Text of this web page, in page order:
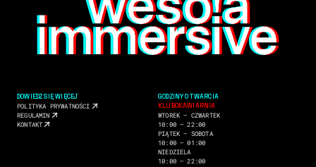
DOWIEDZ SIĘ WIĘCEJ
POLITYKA PRYWATNOŚCI
REGULAMIN
KONTAKT
GODZINY OTWARCIA
KLUBOKAWIARNIA
WTOREK ― CZWARTEK
10:00 ― 22:00
PIĄTEK ― SOBOTA
10:00 ― 01:00
NIEDZIELA
10:00 ― 22:00